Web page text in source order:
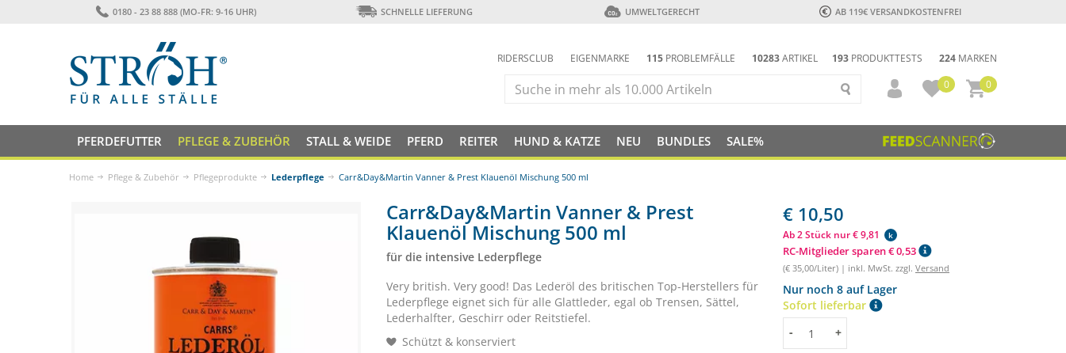
0180 - 23 88 888 (MO-FR: 9-16 UHR) SCHNELLE LIEFERUNG UMWELTGERECHT AB 119€ VERSANDKOSTENFREI
193 PRODUKTTESTS 224 MARKEN
RIDERSCLUB EIGENMARKE 115 PROBLEMFÄLLE 10283ARTIKEL
0
0
PFERDEFUTTER PFLEGE & ZUBEHÖR STALL & WEIDE PFERD REITER HUND & KATZE NEU BUNDLES SALE%
Home Pflege & Zubehör Pflegeprodukte Lederpflege Carr&Day&Martin Vanner & Prest Klauenöl Mischung 500 ml
Carr&Day&Martin Vanner & Prest
Klauenöl Mischung 500 ml
für die intensive Lederpflege
Very british. Very good! Das Lederöl des britischen Top-Herstellers für
Lederpflege eignet sich für alle Glattleder, egal ob Trensen, Sättel,
Lederhalfter, Geschirr oder Reitstiefel.
Schützt & konserviert
€ 10,50
Ab 2 Stück nur € 9,81 k
RC-Mitglieder sparen € 0,53
(€ 35,00/Liter) | inkl. MwSt. zzgl. Versand
Nur noch 8 auf Lager
Sofort lieferbar
Menge
- +